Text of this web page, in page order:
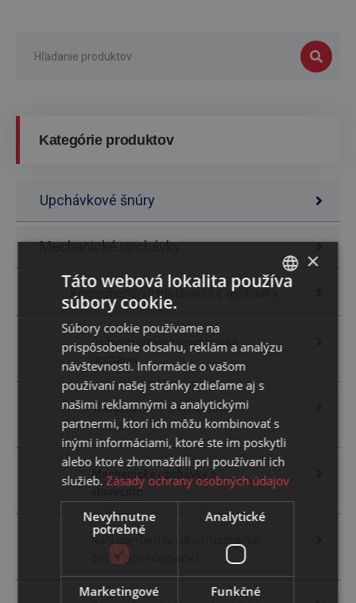
Kategórie produktov
Upchávkové šnúry
Mechanické upchávky
Komponentové mechanické upchávky
Jedno pružinové mechanické
upchávky
Viac pružinové mechanické
upchávky
Mechanické upchávky s
vlnovcom
Náhrady mechanických upchávok
podľa typov čerpadiel
×
Táto webová lokalita používa
súbory cookie.
Súbory cookie používame na
prispôsobenie obsahu, reklám a analýzu
návštevnosti. Informácie o vašom
používaní našej stránky zdieľame aj s
našimi reklamnými a analytickými
partnermi, ktorí ich môžu kombinovať s
inými informáciami, ktoré ste im poskytli
alebo ktoré zhromaždili pri používaní ich
služieb. Zásady ochrany osobných údajov
Nevyhnutne
potrebné
Analytické
Marketingové Funkčné